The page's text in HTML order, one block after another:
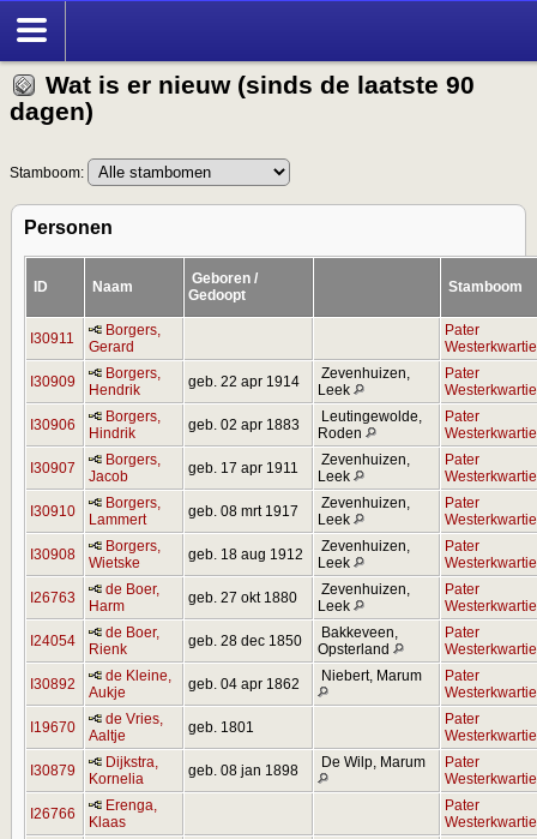
Wat is er nieuw (sinds de laatste 90
dagen)
Stamboom:
Personen
ID Naam
Geboren /
Gedoopt
Stamboom
I30911
Borgers,
Gerard
Pater
I30909
Borgers,
Hendrik
geb. 22 apr 1914
Zevenhuizen,
Leek
Pater
I30906
Borgers,
Hindrik
geb. 02 apr 1883
Leutingewolde,
Roden
Pater
I30907
Borgers,
Jacob
geb. 17 apr 1911
Zevenhuizen,
Leek
Pater
I30910
Borgers,
Lammert
geb. 08 mrt 1917
Zevenhuizen,
Leek
Pater
I30908
Borgers,
Wietske
geb. 18 aug 1912
Zevenhuizen,
Leek
Pater
I26763
de Boer,
Harm
geb. 27 okt 1880
Zevenhuizen,
Leek
Pater
I24054
de Boer,
Rienk
geb. 28 dec 1850
Bakkeveen,
Opsterland
Pater
I30892
de Kleine,
Aukje
geb. 04 apr 1862 Niebert, Marum
Pater
I19670
de Vries,
Aaltje
geb. 1801
Pater
I30879
Dijkstra,
Kornelia
geb. 08 jan 1898 De Wilp, Marum
Pater
I26766
Erenga,
Klaas
Pater